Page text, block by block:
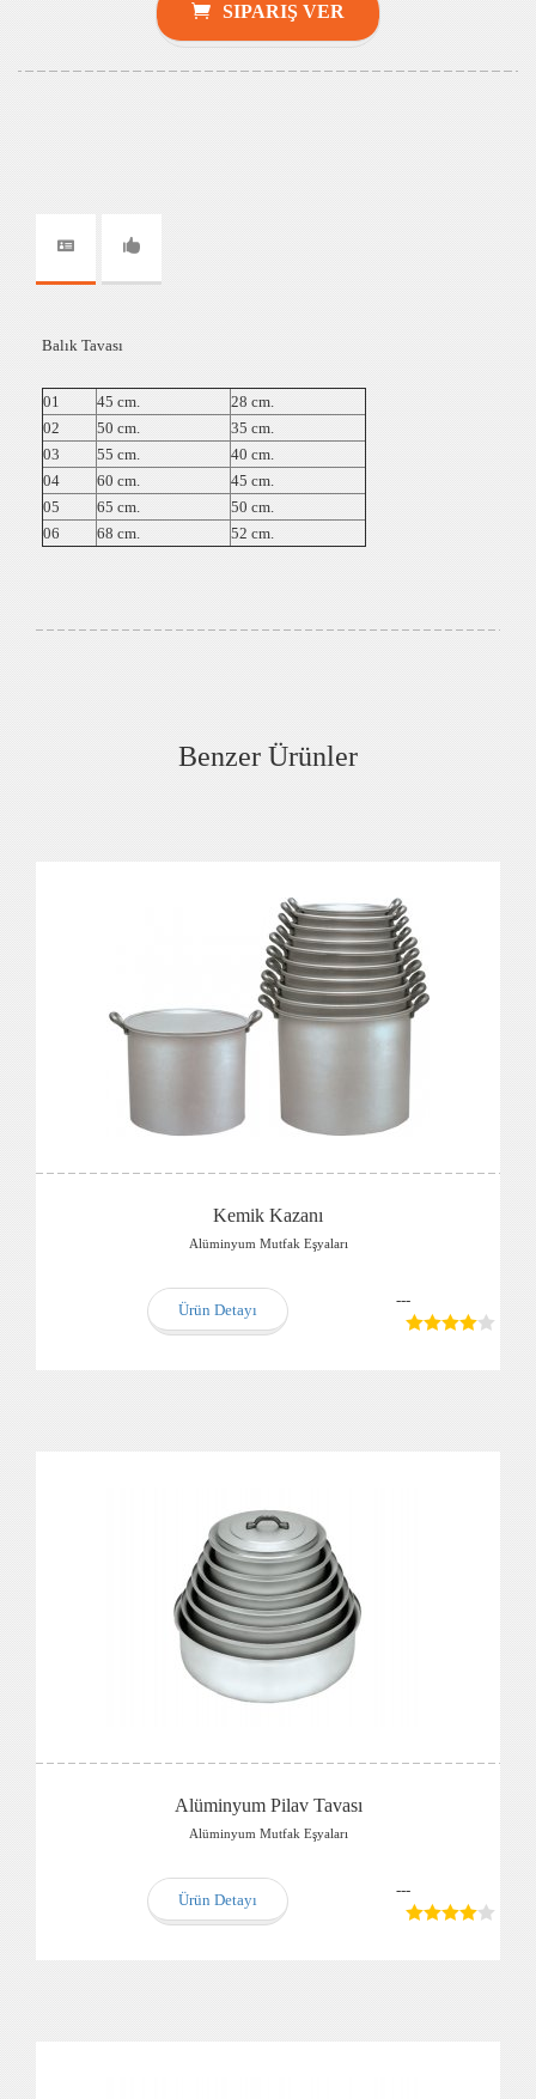
SIPARIŞ VER
Balık Tavası
01 45 cm.
28 cm.
02
50 cm.
35 cm.
03
55 cm.
40 cm.
04
60 cm.
45 cm.
05
65 cm.
50 cm.
06
68 cm. 52 cm.
Benzer Ürünler
Kemik Kazanı
Alüminyum Mutfak Eşyaları
Ürün Detayı
---
Alüminyum Pilav Tavası
Alüminyum Mutfak Eşyaları
Ürün Detayı
---